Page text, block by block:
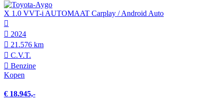
X 1.0 VVT-i AUTOMAAT Carplay / Android Auto
2024
21.576 km
C.V.T.
Benzine
Kopen
€ 18.945,-